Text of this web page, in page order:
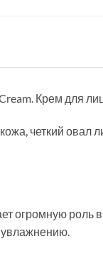
Крем для
четкий овал
огромную роль
увлажнению.